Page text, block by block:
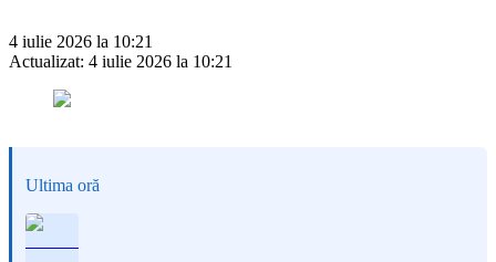
4 iulie 2026 la 10:21
Actualizat: 4 iulie 2026 la 10:21
Ultima oră